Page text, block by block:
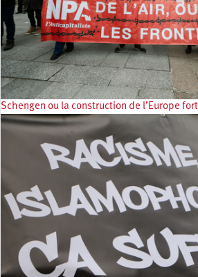
Schengen ou la construction de l’Europe